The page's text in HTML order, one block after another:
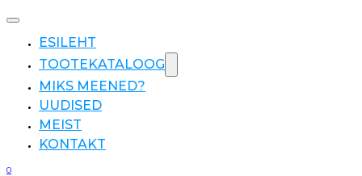
ESILEHT
TOOTEKATALOOG
MIKS MEENED?
UUDISED
MEIST
KONTAKT
0